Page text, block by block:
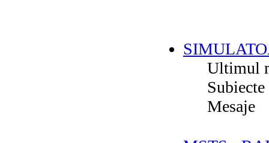
Ultimul
Subiecte
Mesaje